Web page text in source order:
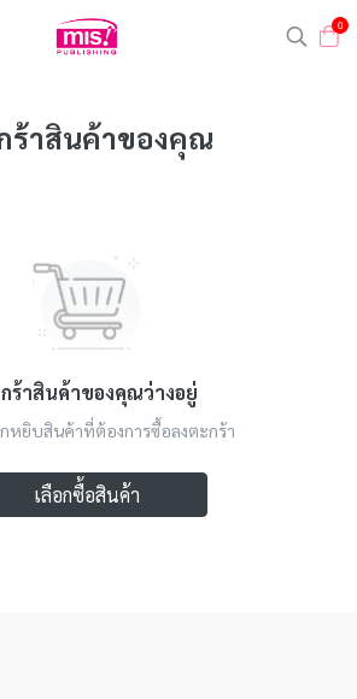
0
ร้าสินค้าของคุณ
ร้าสินค้าของคุณว่างอยู่
กหยิบสินค้าที่ต้องการซื้อลงตะกร้า
เลือกซื้อสินค้า